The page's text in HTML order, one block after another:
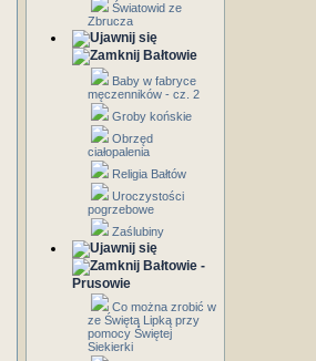
Światowid ze
Zbrucza
Bałtowie
Baby w fabryce
męczenników - cz. 2
Groby końskie
Obrzęd
ciałopalenia
Religia Bałtów
Uroczystości
pogrzebowe
Zaślubiny
Bałtowie -
Prusowie
Co można zrobić w
ze Świętą Lipką przy
pomocy Świętej
Siekierki